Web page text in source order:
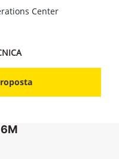
Center